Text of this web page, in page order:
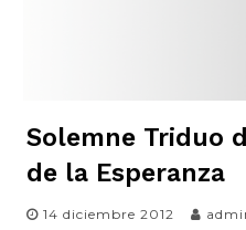
Solemne Triduo
de la Esperanza
14 diciembre 2012